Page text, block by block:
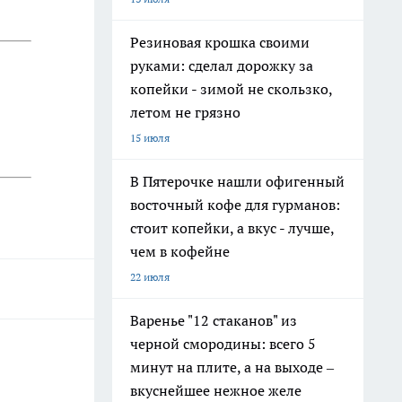
Резиновая крошка своими
руками: сделал дорожку за
копейки - зимой не скользко,
летом не грязно
15 июля
В Пятерочке нашли офигенный
восточный кофе для гурманов:
стоит копейки, а вкус - лучше,
чем в кофейне
22 июля
Варенье "12 стаканов" из
черной смородины: всего 5
минут на плите, а на выходе –
вкуснейшее нежное желе